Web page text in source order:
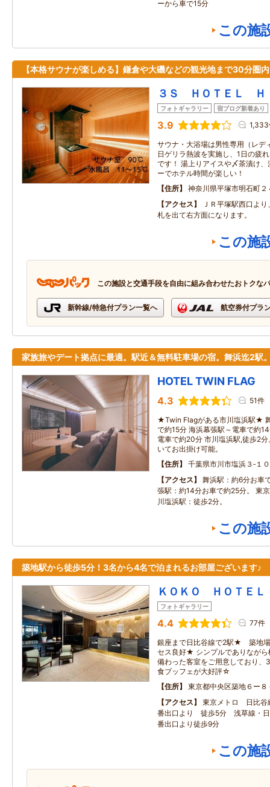
ーから車で15分
この施
【本格サウナが楽しめる】鎌倉や大磯などの観光地まで30分圏
３Ｓ ＨＯＴＥＬ Ｈ
フォトギャラリー 宿ブログ新着あり
3.9 1,333
サウナ・大浴場は男性専用（レデ
日ゲリラ熱波を実施し、1日の疲
です！ 湯上りアイスや〆茶漬け
ーでホテル時間が楽しい！
住所
神奈川県平塚市明石町２
アクセス
ＪＲ平塚駅西口よ
札を出て右方面になります。
この施
この施設と交通手段を自由に組み合わせたおトクな
新幹線/特急付プラン一覧へ 航空券付プラ
家族旅やデート拠点に最適。駅近＆無料駐車場の宿。舞浜迄2駅
HOTEL TWIN FLAG
4.3 51件
★Twin Flagがある市川塩浜駅★
で約15分 海浜幕張駅～電車で約
電車で約20分 市川塩浜駅,徒歩2
いてお出掛け可能。
住所
千葉県市川市塩浜３‐１
アクセス
舞浜駅：約6分お車
張駅：約14分お車で約25分。 東
川塩浜駅：徒歩2分。
この施
築地駅から徒歩5分！3名から4名で泊まれるお部屋ございます♪
ＫＯＫＯ ＨＯＴＥ
フォトギャラリー
4.4 77件
銀座まで日比谷線で2駅★ 築地場
セス良好★ シンプルでありながら
備わった客室をご用意しており
食ブッフェが大好評☆
住所
東京都中央区築地６ー８
アクセス
東京メトロ 日比
番出口より 徒歩5分 浅草線・日
番出口より徒歩9分
この施